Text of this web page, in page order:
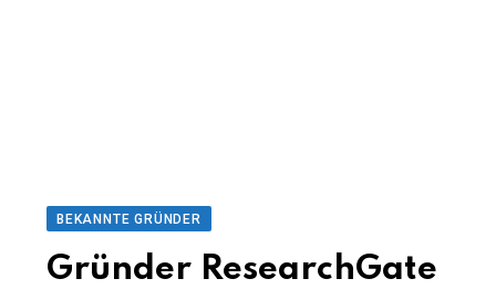
BEKANNTE GRÜNDER
Gründer ResearchGate